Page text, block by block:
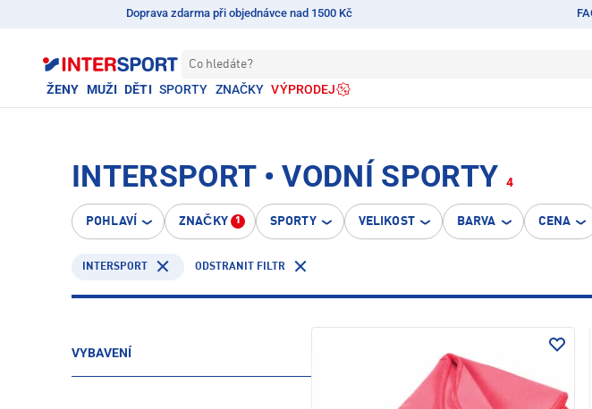
Doprava zdarma při objednávce nad 1500 Kč
Co hledáte?
ŽENY MUŽI DĚTI SPORTY ZNAČKY VÝPRODEJ
INTERSPORT • VODNÍ SPORTY 4
POHLAVÍ ZNAČKY 1 SPORTY VELIKOST BARVA CENA
INTERSPORT ODSTRANIT FILTR
VYBAVENÍ